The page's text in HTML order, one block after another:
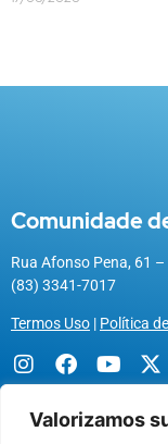
Valorizamos
Comunidade
Rua Afonso Pena, 61
(83) 3341-7017
Termos Uso | Política